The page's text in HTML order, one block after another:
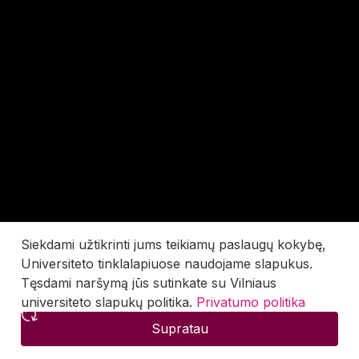
Siekdami užtikrinti jums teikiamų paslaugų kokybę,
Universiteto tinklalapiuose naudojame slapukus.
Tęsdami naršymą jūs sutinkate su Vilniaus
universiteto slapukų politika. Privatumo politika
Supratau